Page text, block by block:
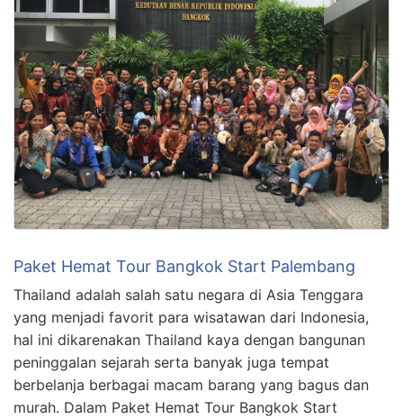
Paket Hemat Tour Bangkok Start Palembang
Thailand adalah salah satu negara di Asia Tenggara
yang menjadi favorit para wisatawan dari Indonesia,
hal ini dikarenakan Thailand kaya dengan bangunan
peninggalan sejarah serta banyak juga tempat
berbelanja berbagai macam barang yang bagus dan
murah. Dalam Paket Hemat Tour Bangkok Start